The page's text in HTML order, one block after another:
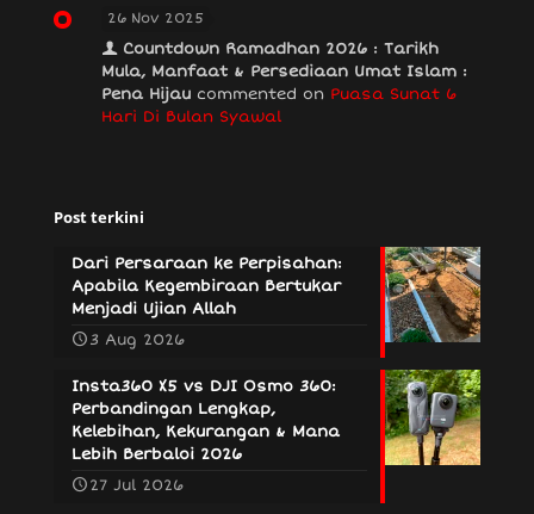
26 Nov 2025
Countdown Ramadhan 2026 : Tarikh
Mula, Manfaat & Persediaan Umat Islam :
Pena Hijau commented on Puasa Sunat 6
Hari Di Bulan Syawal
Post terkini
Dari Persaraan ke Perpisahan:
Apabila Kegembiraan Bertukar
Menjadi Ujian Allah
3 Aug 2026
Insta360 X5 vs DJI Osmo 360:
Perbandingan Lengkap,
Kelebihan, Kekurangan & Mana
Lebih Berbaloi 2026
27 Jul 2026